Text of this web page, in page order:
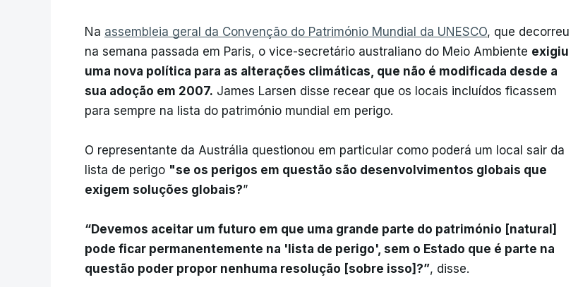
Na assembleia geral da Convenção do Património Mundial da UNESCO, que decorreu
na semana passada em Paris, o vice-secretário australiano do Meio Ambiente exigiu
uma nova política para as alterações climáticas, que não é modificada desde a
sua adoção em 2007. James Larsen disse recear que os locais incluídos ficassem
para sempre na lista do património mundial em perigo.
O representante da Austrália questionou em particular como poderá um local sair da
lista de perigo "se os perigos em questão são desenvolvimentos globais que
exigem soluções globais?”
“Devemos aceitar um futuro em que uma grande parte do património [natural]
pode ficar permanentemente na 'lista de perigo', sem o Estado que é parte na
questão poder propor nenhuma resolução [sobre isso]?”, disse.